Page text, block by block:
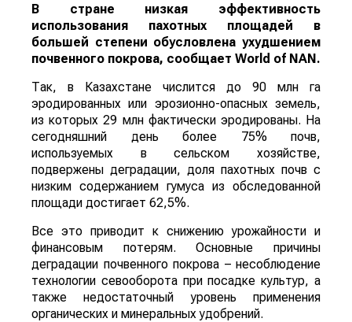
В стране низкая эффективность
использования пахотных площадей в
большей степени обусловлена ухудшением
почвенного покрова, сообщает World of NAN.
Так, в Казахстане числится до 90 млн га
эродированных или эрозионно-опасных земель,
из которых 29 млн фактически эродированы. На
сегодняшний день более 75% почв,
используемых в сельском хозяйстве,
подвержены деградации, доля пахотных почв с
низким содержанием гумуса из обследованной
площади достигает 62,5%.
Все это приводит к снижению урожайности и
финансовым потерям. Основные причины
деградации почвенного покрова – несоблюдение
технологии севооборота при посадке культур, а
также недостаточный уровень применения
органических и минеральных удобрений.